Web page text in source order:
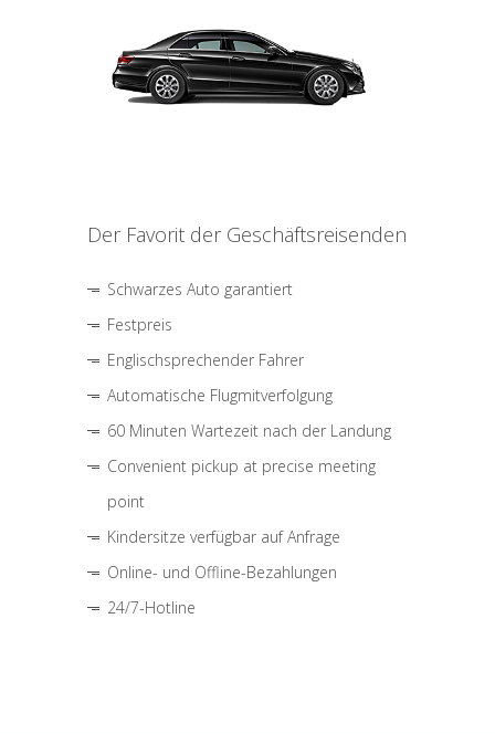
Der Favorit der Geschäftsreisenden
Schwarzes Auto garantiert
Festpreis
Englischsprechender Fahrer
Automatische Flugmitverfolgung
60 Minuten Wartezeit nach der Landung
Convenient pickup at precise meeting
point
Kindersitze verfügbar auf Anfrage
Online- und Offline-Bezahlungen
24/7-Hotline